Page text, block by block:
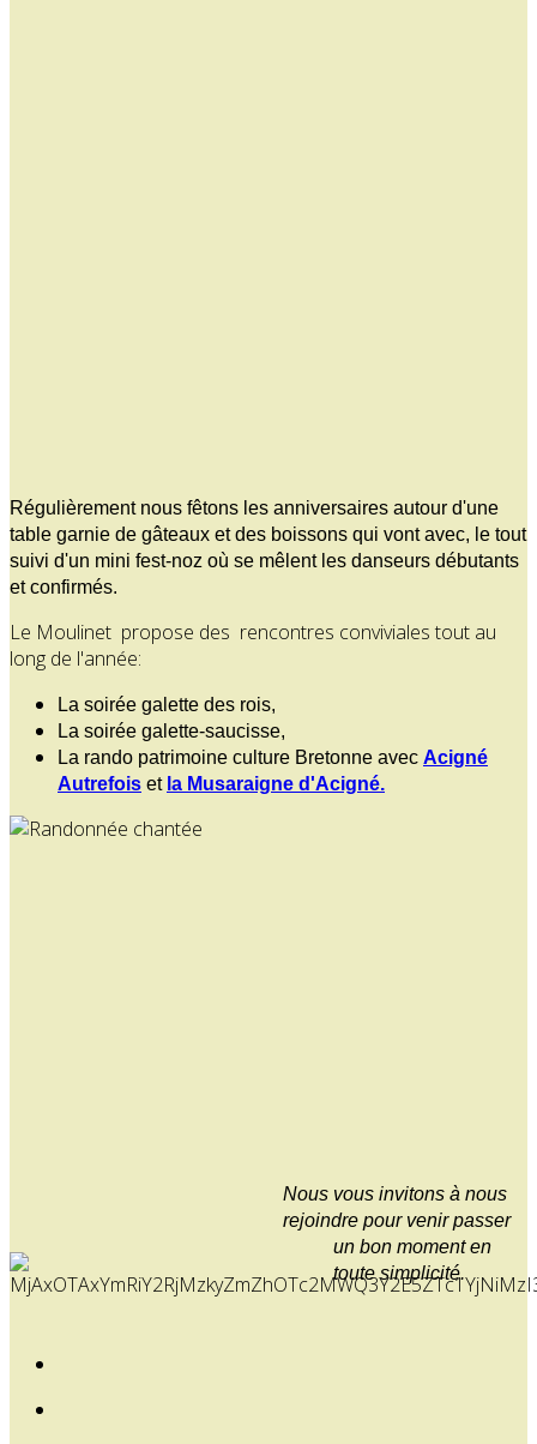
Régulièrement nous fêtons les anniversaires autour d'une
table garnie de gâteaux et des boissons qui vont avec, le tout
suivi d'un mini fest-noz où se mêlent les danseurs débutants
et confirmés.
Le Moulinet propose des rencontres conviviales tout au
long de l'année:
La soirée galette des rois,
La soirée galette-saucisse,
La rando patrimoine culture Bretonne avec Acigné
Autrefois et la Musaraigne d'Acigné.
Nous vous invitons à nous
rejoindre pour venir passer
un bon moment en
toute simplicité.